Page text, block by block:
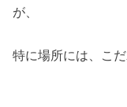
が、
特に場所には、こ